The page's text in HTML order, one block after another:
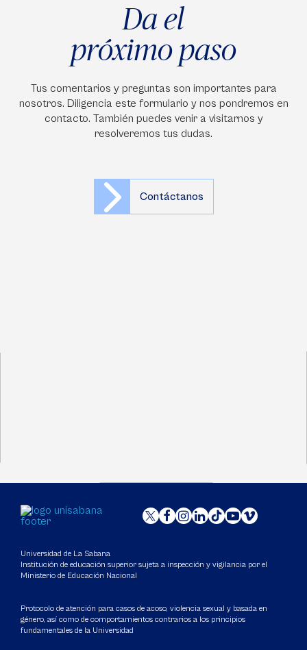
Da el
próximo paso
Tus comentarios y preguntas son importantes para
nosotros. Diligencia este formulario y nos pondremos en
contacto. También puedes venir a visitarnos y
resolveremos tus dudas.
Contáctanos
Universidad de La Sabana
Institución de educación superior sujeta a inspección y vigilancia por el
Ministerio de Educación Nacional
Protocolo de atención para casos de acoso, violencia sexual y basada en
género, así como de comportamientos contrarios a los principios
fundamentales de la Universidad